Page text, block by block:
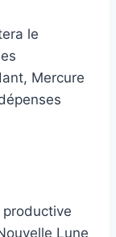
le
Mercure
Lune